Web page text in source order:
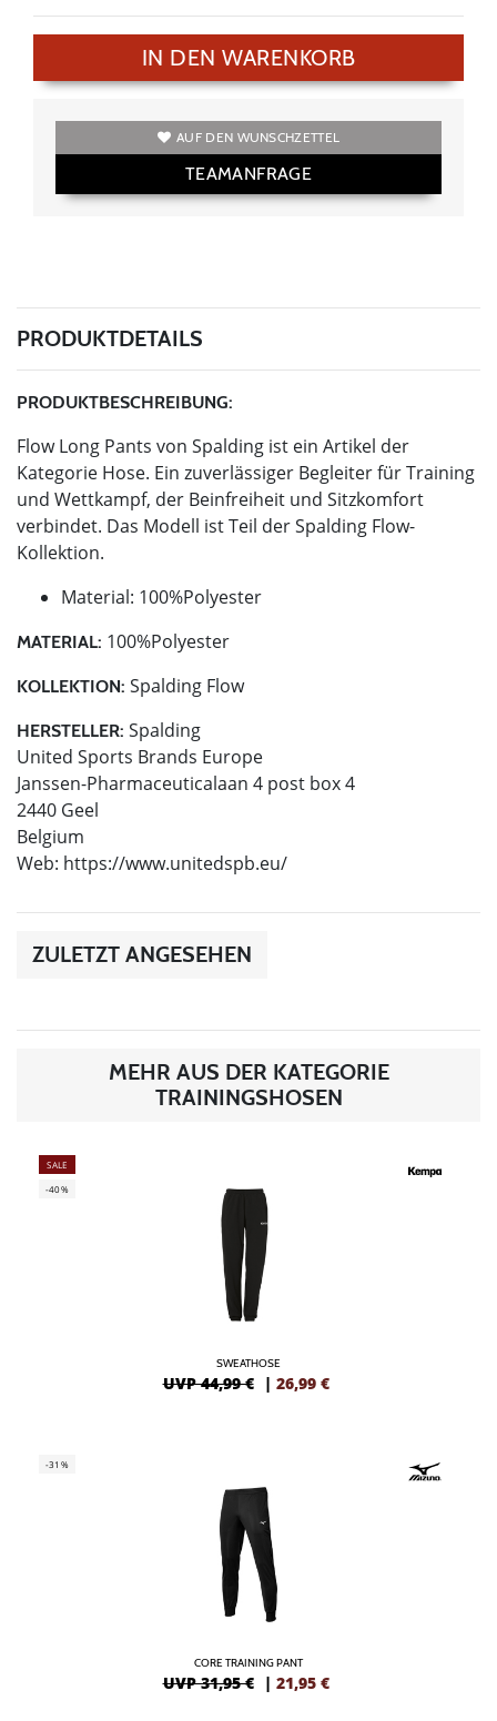
IN DEN WARENKORB
AUF DEN WUNSCHZETTEL
TEAMANFRAGE
PRODUKTDETAILS
PRODUKTBESCHREIBUNG:
Flow Long Pants von Spalding ist ein Artikel der
Kategorie Hose. Ein zuverlässiger Begleiter für Training
und Wettkampf, der Beinfreiheit und Sitzkomfort
verbindet. Das Modell ist Teil der Spalding Flow-
Kollektion.
Material: 100%Polyester
MATERIAL: 100%Polyester
KOLLEKTION: Spalding Flow
HERSTELLER: Spalding
United Sports Brands Europe
Janssen-Pharmaceuticalaan 4 post box 4
2440 Geel
Belgium
Web: https://www.unitedspb.eu/
ZULETZT ANGESEHEN
MEHR AUS DER KATEGORIE
TRAININGSHOSEN
SALE
-40%
SWEATHOSE
UVP 44,99 € | 26,99 €
-31%
CORE TRAINING PANT
UVP 31,95 € | 21,95 €